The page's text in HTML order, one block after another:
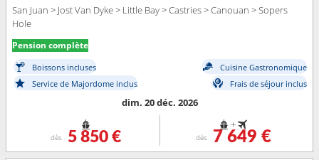
San Juan > Jost Van Dyke > Little Bay > Castries > Canouan > Sopers
Hole
Pension complète
Boissons incluses
Cuisine Gastronomique
Service de Majordome inclus
Frais de séjour inclus
dim. 20 déc. 2026
dès 5 850 €
+
dès 7 649 €